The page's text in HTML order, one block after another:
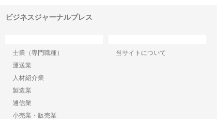
ビジネスジャーナルプレス
士業（専門職種）
運送業
人材紹介業
製造業
通信業
小売業・販売業
当サイトについて